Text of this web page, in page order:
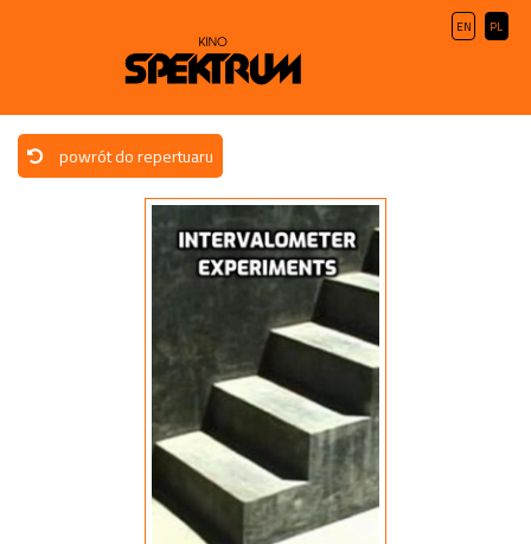
PL
EN
powrót do repertuaru